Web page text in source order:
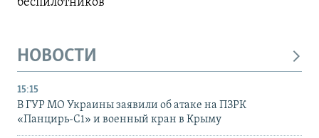
НОВОСТИ
15:15
В ГУР МО Украины заявили об атаке на ПЗРК
«Панцирь-С1» и военный кран в Крыму